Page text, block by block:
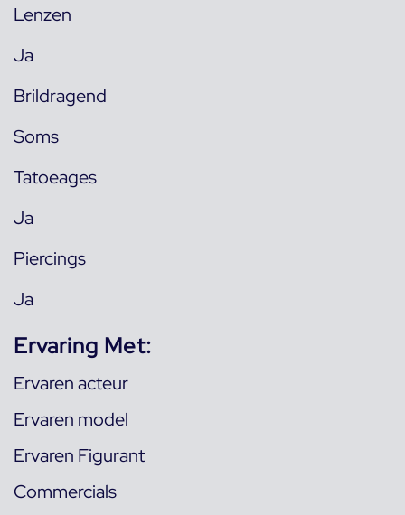
Lenzen
Ja
Brildragend
Soms
Tatoeages
Ja
Piercings
Ja
Ervaring Met:
Ervaren acteur
Ervaren model
Ervaren Figurant
Commercials